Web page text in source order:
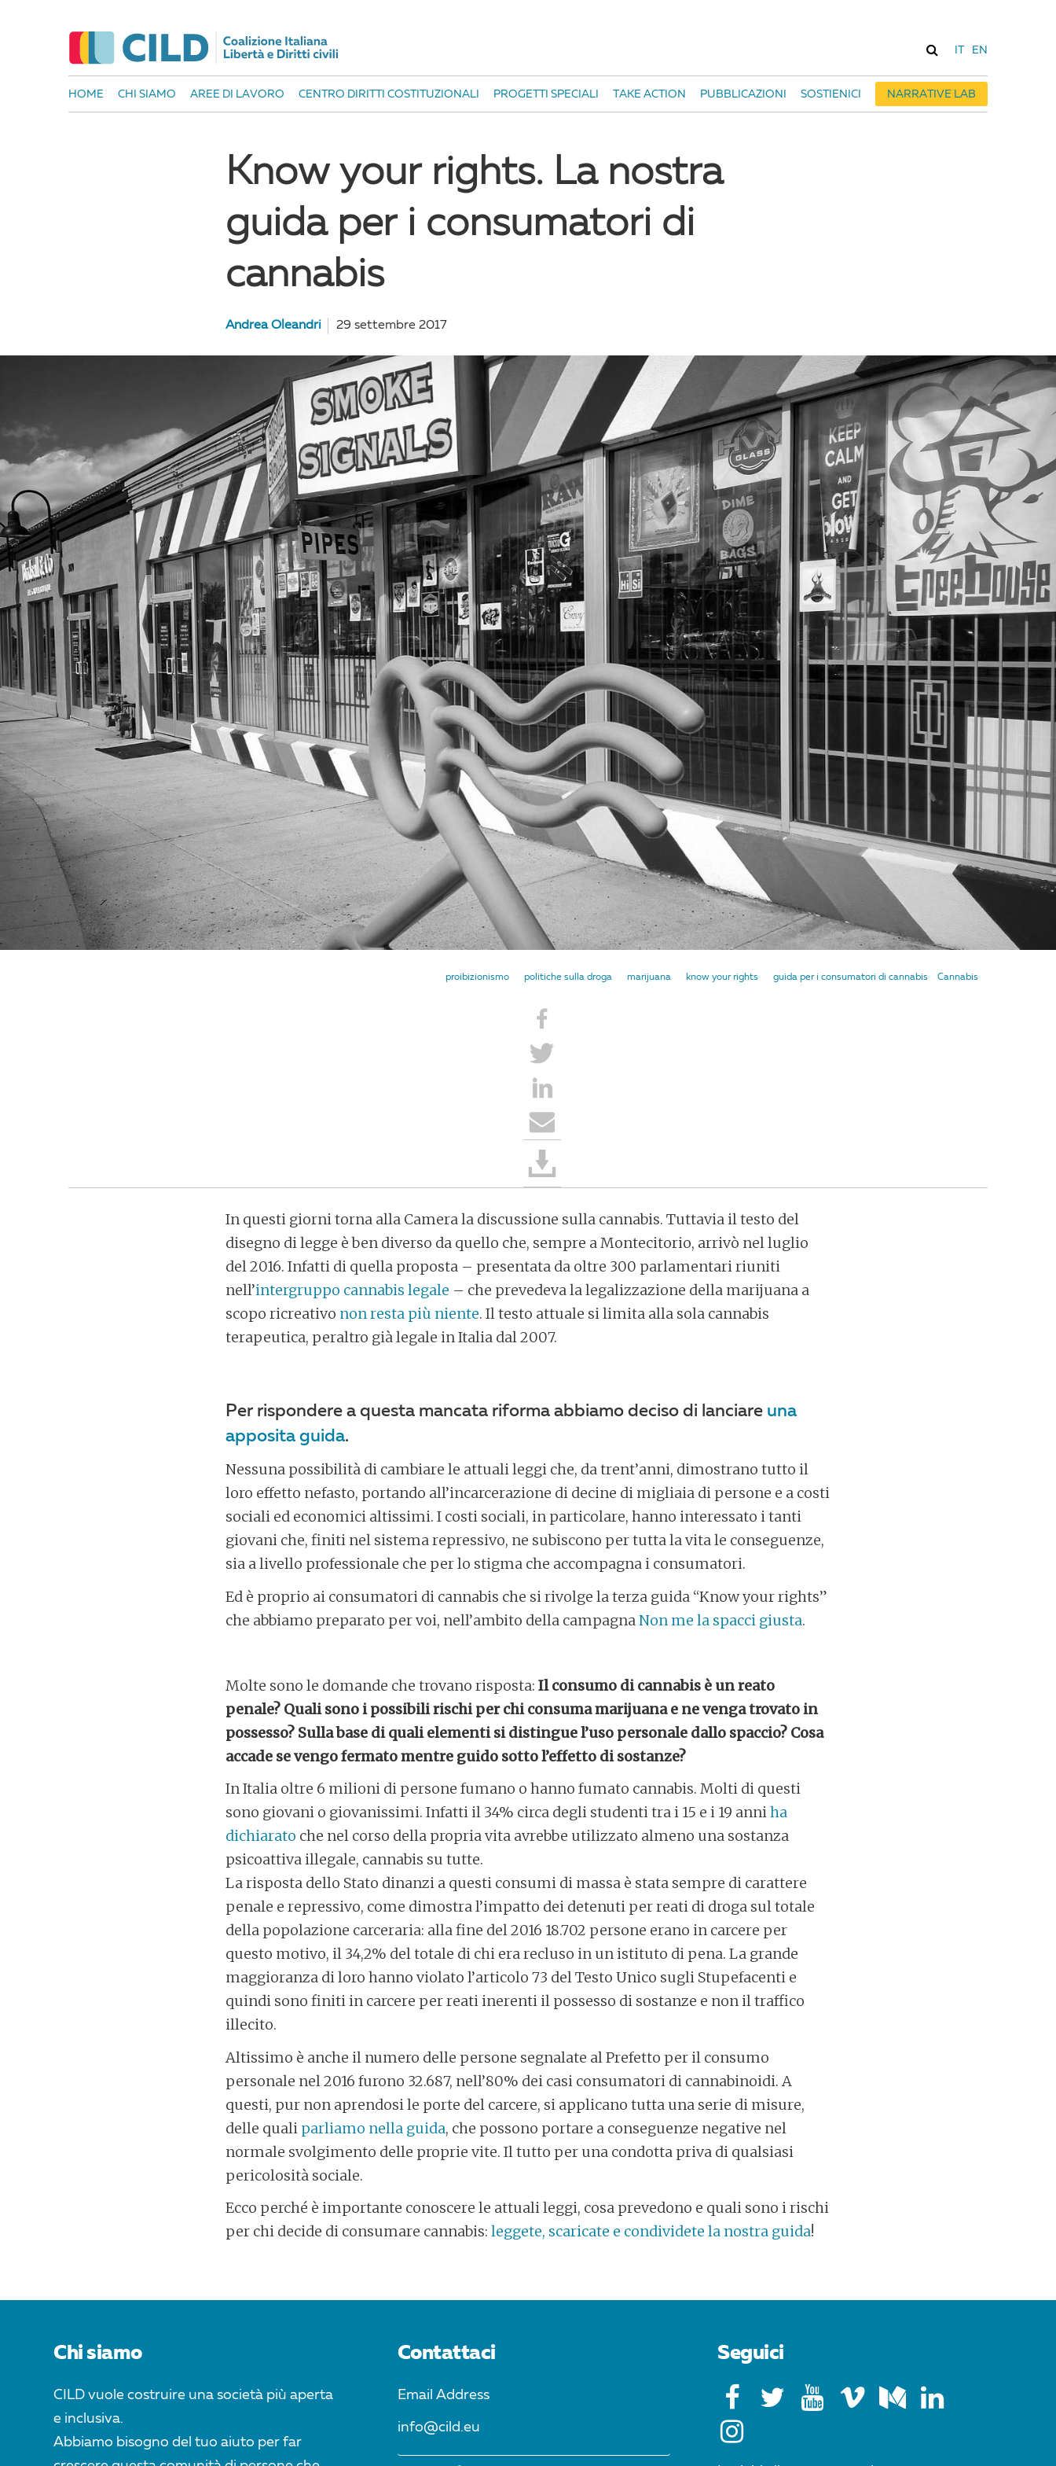
EN
HOME CHI SIAMO AREE DI LAVORO CENTRO DIRITTI COSTITUZIONALI PROGETTI SPECIALI TAKE ACTION PUBBLICAZIONI SOSTIENICI NARRATIVE LAB
Know your rights. La nostra
guida per i consumatori di
cannabis
Andrea Oleandri 29 settembre 2017
Cannabis
guida per i consumatori di cannabis
know your rights
marijuana
politiche sulla droga
proibizionismo
In questi giorni torna alla Camera la discussione sulla cannabis. Tuttavia il testo del
disegno di legge è ben diverso da quello che, sempre a Montecitorio, arrivò nel luglio
del 2016. Infatti di quella proposta – presentata da oltre 300 parlamentari riuniti
nell’intergruppo cannabis legale – che prevedeva la legalizzazione della marijuana a
scopo ricreativo non resta più niente. Il testo attuale si limita alla sola cannabis
terapeutica, peraltro già legale in Italia dal 2007.
Per rispondere a questa mancata riforma abbiamo deciso di lanciare una
apposita guida.
Nessuna possibilità di cambiare le attuali leggi che, da trent’anni, dimostrano tutto il
loro effetto nefasto, portando all’incarcerazione di decine di migliaia di persone e a costi
sociali ed economici altissimi. I costi sociali, in particolare, hanno interessato i tanti
giovani che, finiti nel sistema repressivo, ne subiscono per tutta la vita le conseguenze,
sia a livello professionale che per lo stigma che accompagna i consumatori.
Ed è proprio ai consumatori di cannabis che si rivolge la terza guida “Know your rights”
che abbiamo preparato per voi, nell’ambito della campagnaNon me la spacci giusta.
Molte sono le domande che trovano risposta: Il consumo di cannabis è un reato
penale? Quali sono i possibili rischi per chi consuma marijuana e ne venga trovato in
possesso? Sulla base di quali elementi si distingue l’uso personale dallo spaccio? Cosa
accade se vengo fermato mentre guido sotto l’effetto di sostanze?
In Italia oltre 6 milioni di persone fumano o hanno fumato cannabis. Molti di questi
sono giovani o giovanissimi. Infatti il 34% circa degli studenti tra i 15 e i 19 anniha
dichiarato che nel corso della propria vita avrebbe utilizzato almeno una sostanza
psicoattiva illegale, cannabis su tutte.
La risposta dello Stato dinanzi a questi consumi di massa è stata sempre di carattere
penale e repressivo, come dimostra l’impatto dei detenuti per reati di droga sul totale
della popolazione carceraria: alla fine del 2016 18.702 persone erano in carcere per
questo motivo, il 34,2% del totale di chi era recluso in un istituto di pena. La grande
maggioranza di loro hanno violato l’articolo 73 del Testo Unico sugli Stupefacenti e
quindi sono finiti in carcere per reati inerenti il possesso di sostanze e non il traffico
illecito.
Altissimo è anche il numero delle persone segnalate al Prefetto per il consumo
personale nel 2016 furono 32.687, nell’80% dei casi consumatori di cannabinoidi. A
questi, pur non aprendosi le porte del carcere, si applicano tutta una serie di misure,
delle quali parliamo nella guida, che possono portare a conseguenze negative nel
normale svolgimento delle proprie vite. Il tutto per una condotta priva di qualsiasi
pericolosità sociale.
Ecco perché è importante conoscere le attuali leggi, cosa prevedono e quali sono i rischi
per chi decide di consumare cannabis: leggete, scaricate e condividete la nostra guida!
POST
Chi siamo
CILD vuole costruire una società più aperta
e inclusiva.
Abbiamo bisogno del tuo aiuto per far
Contattaci
Email Address
info@cild.eu
Seguici